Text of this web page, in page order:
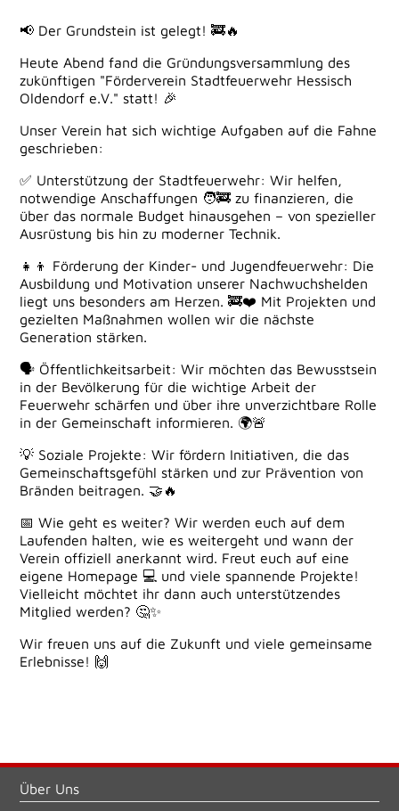
📢 Der Grundstein ist gelegt! 🚒🔥
Heute Abend fand die Gründungsversammlung des
zukünftigen "Förderverein Stadtfeuerwehr Hessisch
Oldendorf e.V." statt! 🎉
Unser Verein hat sich wichtige Aufgaben auf die Fahne
geschrieben:
✅ Unterstützung der Stadtfeuerwehr: Wir helfen,
notwendige Anschaffungen 🧑‍🚒 zu finanzieren, die
über das normale Budget hinausgehen – von spezieller
Ausrüstung bis hin zu moderner Technik.
👧👦 Förderung der Kinder- und Jugendfeuerwehr: Die
Ausbildung und Motivation unserer Nachwuchshelden
liegt uns besonders am Herzen. 🚒❤️ Mit Projekten und
gezielten Maßnahmen wollen wir die nächste
Generation stärken.
🗣 Öffentlichkeitsarbeit: Wir möchten das Bewusstsein
in der Bevölkerung für die wichtige Arbeit der
Feuerwehr schärfen und über ihre unverzichtbare Rolle
in der Gemeinschaft informieren. 🌍🚨
💡 Soziale Projekte: Wir fördern Initiativen, die das
Gemeinschaftsgefühl stärken und zur Prävention von
Bränden beitragen. 🤝🔥
📅 Wie geht es weiter? Wir werden euch auf dem
Laufenden halten, wie es weitergeht und wann der
Verein offiziell anerkannt wird. Freut euch auf eine
eigene Homepage 💻 und viele spannende Projekte!
Vielleicht möchtet ihr dann auch unterstützendes
Mitglied werden? 🤔✨
Wir freuen uns auf die Zukunft und viele gemeinsame
Erlebnisse! 🙌
Über Uns